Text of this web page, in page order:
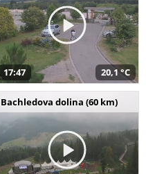
17:47 20,1 °C
Bachledova dolina (60 km)